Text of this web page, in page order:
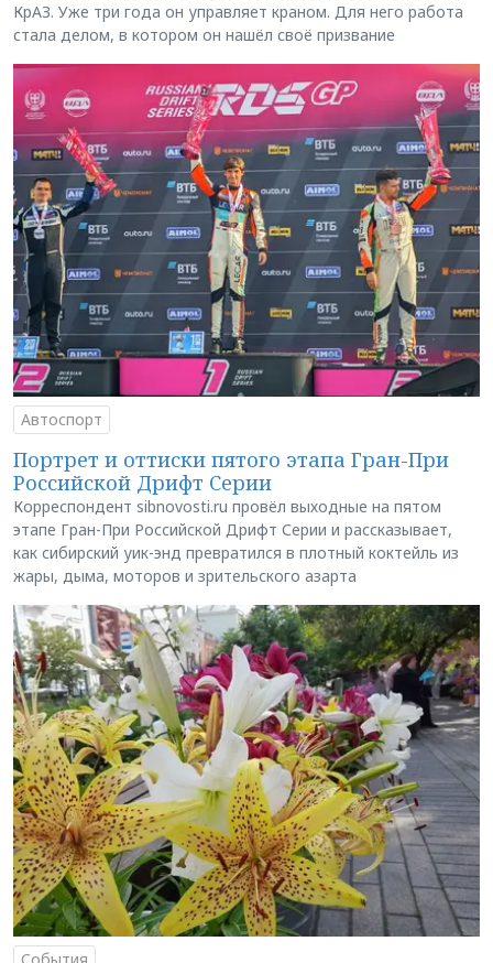
КрАЗ. Уже три года он управляет краном. Для него работа
стала делом, в котором он нашёл своё призвание
Автоспорт
Портрет и оттиски пятого этапа Гран-При
Российской Дрифт Серии
Корреспондент sibnovosti.ru провёл выходные на пятом
этапе Гран-При Российской Дрифт Серии и рассказывает,
как сибирский уик-энд превратился в плотный коктейль из
жары, дыма, моторов и зрительского азарта